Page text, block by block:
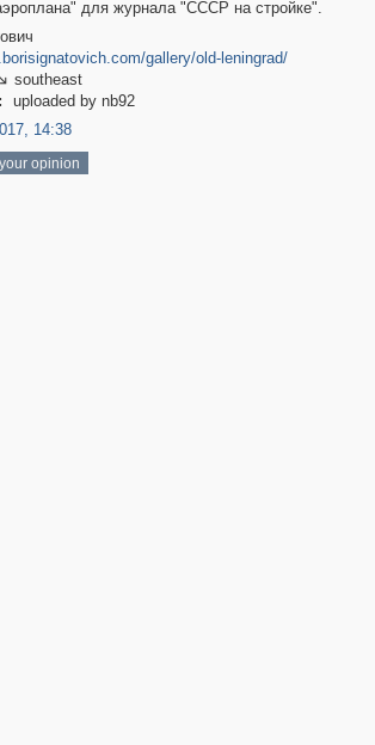
для журнала "СССР на стройке".
gallery/old-leningrad/
southeast
uploaded by nb92
14:38
opinion